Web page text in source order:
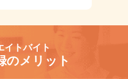
イトバイト
のメリット